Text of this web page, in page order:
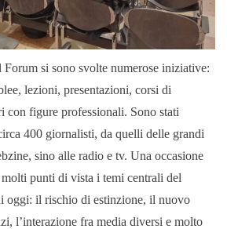
Forum si sono svolte numerose iniziative:
lezioni, presentazioni, corsi di
con figure professionali. Sono stati
400 giornalisti, da quelli delle grandi
sino alle radio e tv. Una occasione
punti di vista i temi centrali del
oggi: il rischio di estinzione, il nuovo
l’interazione fra media diversi e molto